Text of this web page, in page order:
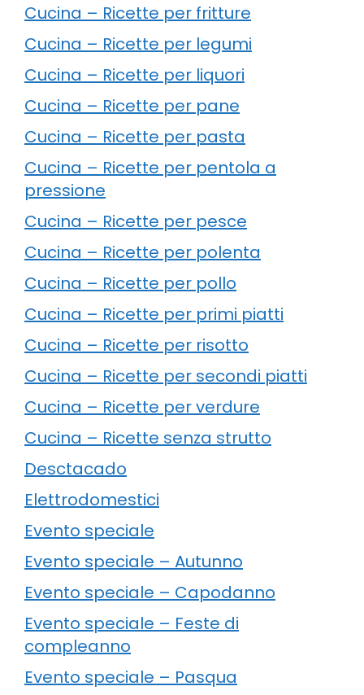
Cucina – Ricette per fritture
Cucina – Ricette per legumi
Cucina – Ricette per liquori
Cucina – Ricette per pane
Cucina – Ricette per pasta
Cucina – Ricette per pentola a
pressione
Cucina – Ricette per pesce
Cucina – Ricette per polenta
Cucina – Ricette per pollo
Cucina – Ricette per primi piatti
Cucina – Ricette per risotto
Cucina – Ricette per secondi piatti
Cucina – Ricette per verdure
Cucina – Ricette senza strutto
Desctacado
Elettrodomestici
Evento speciale
Evento speciale – Autunno
Evento speciale – Capodanno
Evento speciale – Feste di
compleanno
Evento speciale – Pasqua